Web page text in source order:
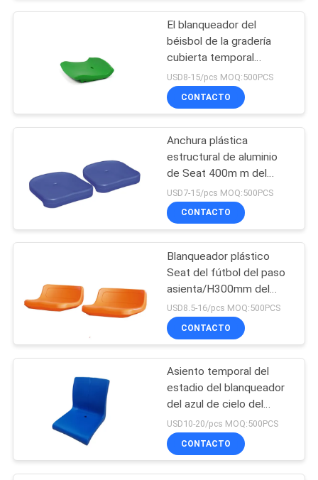
POLICY
Asientos plegables
del estadio
Sillas plegables del
auditorio
Sillas de la sala de
cine
El blanqueador del
béisbol de la gradería
cubierta temporal
plástica del HDPE que
asienta asienta paso de
H300mm
USD8-15/pcs MOQ:500PCS
CONTACTO
Anchura plástica
estructural de aluminio
de Seat 400m m del
blanqueador del HDPE
plano
USD7-15/pcs MOQ:500PCS
CONTACTO
Blanqueador plástico
Seat del fútbol del paso
asienta/H300mm del
estadio del HDPE
anaranjado
USD8.5-16/pcs MOQ:500PCS
CONTACTO
Asiento temporal del
estadio del blanqueador
del azul de cielo del
HDPE plástico
incombustible de Seat
USD10-20/pcs MOQ:500PCS
CONTACTO